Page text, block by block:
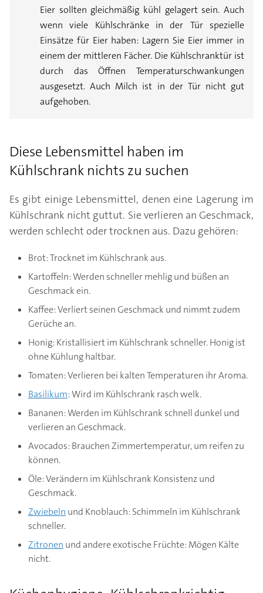
Eier sollten gleichmäßig kühl gelagert sein. Auch
wenn viele Kühlschränke in der Tür spezielle
Einsätze für Eier haben: Lagern Sie Eier immer in
einem der mittleren Fächer. Die Kühlschranktür ist
durch das Öffnen Temperaturschwankungen
ausgesetzt. Auch Milch ist in der Tür nicht gut
aufgehoben.
Diese Lebensmittel haben im
Kühlschrank nichts zu suchen
Es gibt einige Lebensmittel, denen eine Lagerung im
Kühlschrank nicht guttut. Sie verlieren an Geschmack,
werden schlecht oder trocknen aus. Dazu gehören:
Brot: Trocknet im Kühlschrank aus.
Kartoffeln: Werden schneller mehlig und büßen an
Geschmack ein.
Kaffee: Verliert seinen Geschmack und nimmt zudem
Gerüche an.
Honig: Kristallisiert im Kühlschrank schneller. Honig ist
ohne Kühlung haltbar.
Tomaten: Verlieren bei kalten Temperaturen ihr Aroma.
Basilikum: Wird im Kühlschrank rasch welk.
Bananen: Werden im Kühlschrank schnell dunkel und
verlieren an Geschmack.
Avocados: Brauchen Zimmertemperatur, um reifen zu
können.
Öle: Verändern im Kühlschrank Konsistenz und
Geschmack.
Zwiebeln und Knoblauch: Schimmeln im Kühlschrank
schneller.
Zitronen und andere exotische Früchte: Mögen Kälte
nicht.